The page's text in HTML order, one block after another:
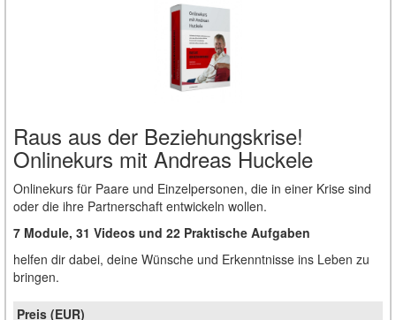
Raus aus der Beziehungskrise!
Onlinekurs mit Andreas Huckele
Onlinekurs für Paare und Einzelpersonen, die in einer Krise sind
oder die ihre Partnerschaft entwickeln wollen.
7 Module, 31 Videos und 22 Praktische Aufgaben
helfen dir dabei, deine Wünsche und Erkenntnisse ins Leben zu
bringen.